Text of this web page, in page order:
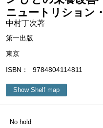
ニュートリション
中村丁次著
第一出版
東京
ISBN 9784804114811
Show Shelf map
No hold